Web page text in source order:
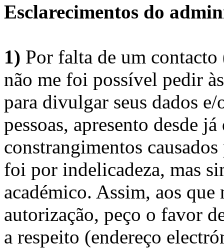
Esclarecimentos do
1) Por falta de um
não me foi possível pedir
para divulgar seus dados
pessoas, apresento desde
constrangimentos
foi por indelicadeza, mas
académico. Assim, aos
autorização, peço o favor
a respeito (endereço